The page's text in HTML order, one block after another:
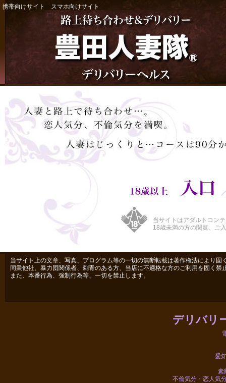
携帯向けサイト スマホ向けサイト
当サイトはアダルトコン
18歳未満の方の閲覧、ご
当サイト上の文章、写真、プログラム等の一切の無断転載は著作権法により固
同業他社、暴力団関係者、刺青のある方、当店に不適格な方のご利用を固く禁
また、本番行為、強制行為等、一切を禁止します。
デリバリ
愛
素
不倫気分・恋人気